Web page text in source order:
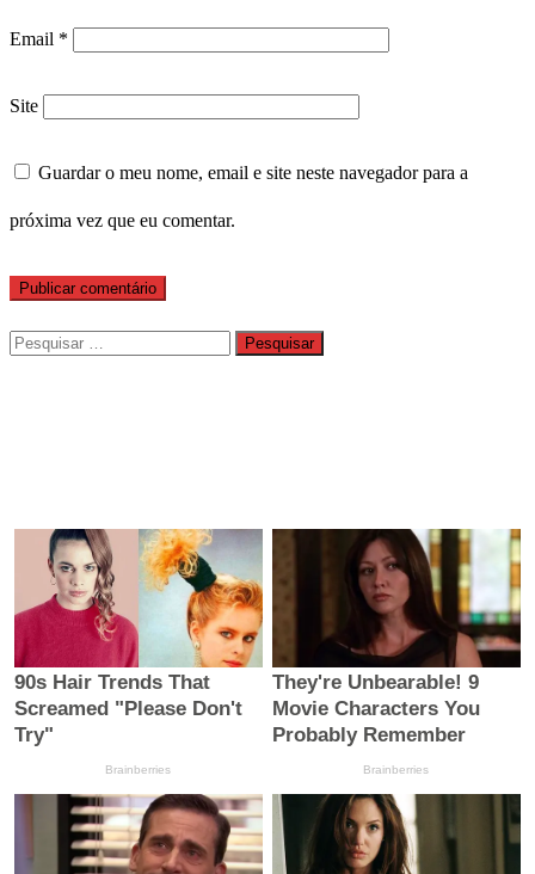
Email *
Site
Guardar o meu nome, email e site neste navegador para a
próxima vez que eu comentar.
Pesquisar
por: